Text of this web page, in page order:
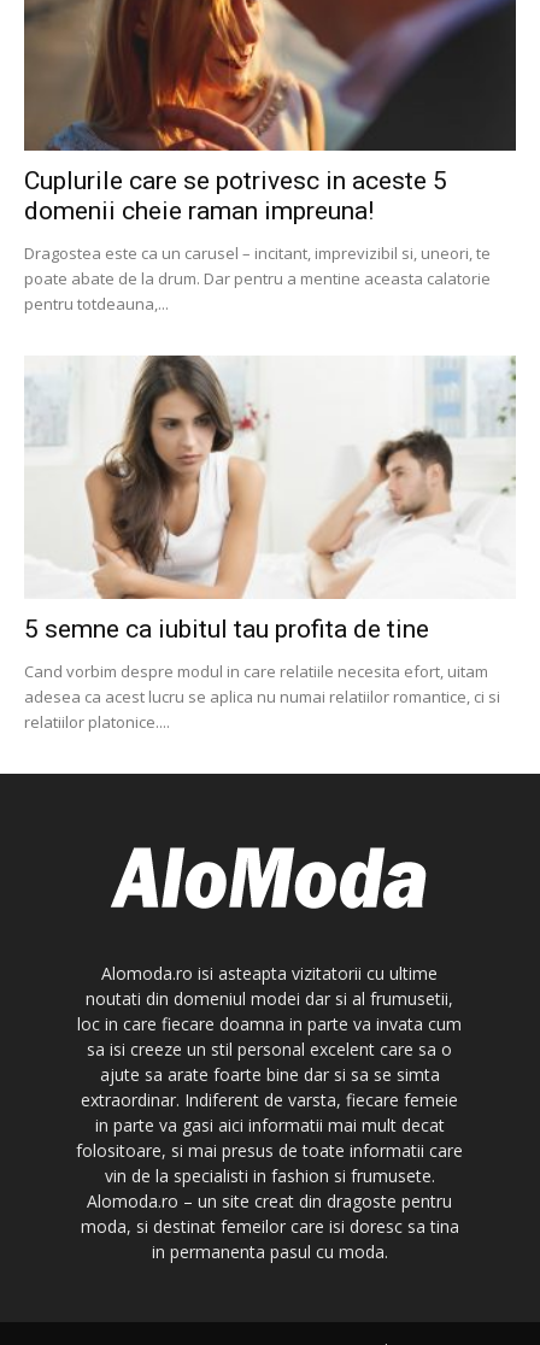
Cuplurile care se potrivesc in aceste 5
domenii cheie raman impreuna!
Dragostea este ca un carusel – incitant, imprevizibil si, uneori, te
poate abate de la drum. Dar pentru a mentine aceasta calatorie
pentru totdeauna,...
5 semne ca iubitul tau profita de tine
Cand vorbim despre modul in care relatiile necesita efort, uitam
adesea ca acest lucru se aplica nu numai relatiilor romantice, ci si
relatiilor platonice....
Alomoda.ro isi asteapta vizitatorii cu ultime
noutati din domeniul modei dar si al frumusetii,
loc in care fiecare doamna in parte va invata cum
sa isi creeze un stil personal excelent care sa o
ajute sa arate foarte bine dar si sa se simta
extraordinar. Indiferent de varsta, fiecare femeie
in parte va gasi aici informatii mai mult decat
folositoare, si mai presus de toate informatii care
vin de la specialisti in fashion si frumusete.
Alomoda.ro – un site creat din dragoste pentru
moda, si destinat femeilor care isi doresc sa tina
in permanenta pasul cu moda.